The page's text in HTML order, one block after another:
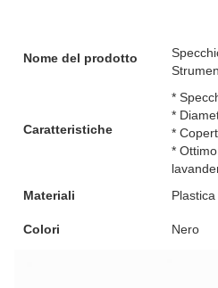
Nome del prodotto
Caratteristiche
*
*
*
*
Materiali
Plastica
Colori Nero